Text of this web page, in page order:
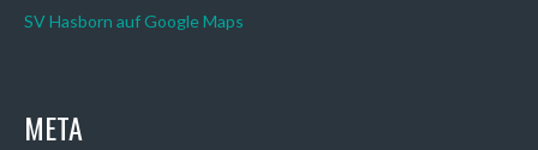
SV Hasborn auf Google Maps
META